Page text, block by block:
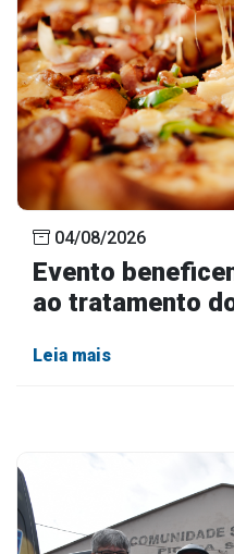
04/08/2026
Evento
ao tratamento
Leia mais